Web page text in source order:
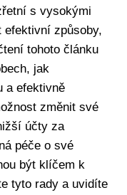
s vysokými
efektivní způsoby,
tohoto článku
jak
a efektivně
změnit své
účty za
péče o své
být klíčem k
tyto rady a uvidíte